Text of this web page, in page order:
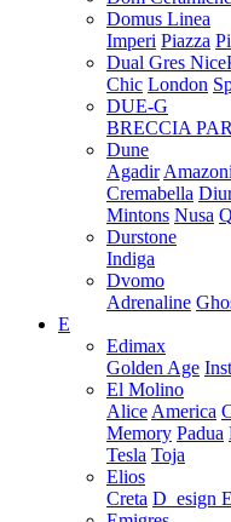
Domus Linea
Imperi Piazza
Dual Gres
Chic London
DUE-G
BRECCIA
Dune
Agadir
Cremabella
Mintons Nusa
Durstone
Indiga
Dvomo
Adrenaline
E
Edimax
Golden Age
El Molino
Alice America
Memory Padua
Tesla Toja
Elios
Creta D_esign